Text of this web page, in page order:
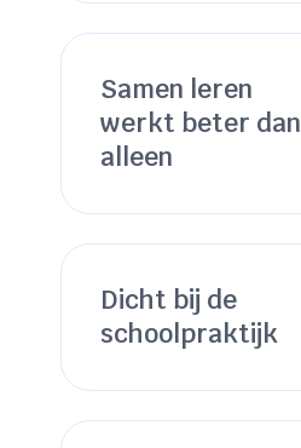
Samen leren
werkt beter dan
alleen
Dicht bij de
schoolpraktijk